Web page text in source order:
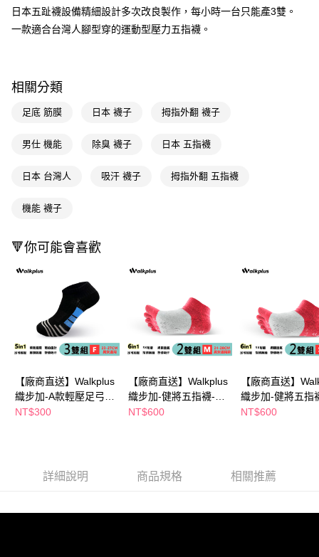
AFTEE先享後付是「在收到商品之後才付款」的支付方式。 讓您購物簡單
便利好安心！
１．簡單：不需註冊會員、不需綁卡、不需儲值。
【「AFTEE先享後付」結帳流程】
１．於結帳方式選擇「AFTEE先享後付」後，將跳轉至「AFTEE先享後付」
結帳頁面，進行簡訊認證並確認金額後，即可完成結帳。
ATM／網路銀行／等多元方式進行付款，方視為交易完成。
購買商品的店家。未經商家同意取消之訂單仍視為有效，需透過AFTEE先享
是否繳費成功／繳費後需取消欲退款等相關疑問，請聯繫「AFTEE先享後付
【注意事項】
易，需依本服務之必要範圍內提供個人資料，並將交易相關給付款項請求債
權轉讓予恩沛科技股份有限公司。
２．關於個人資料處理事宜，請瀏覽以下網址：
https://aftee.tw/terms/#terms3
３．未成年的使用者請事先徵得法定代理人或監護人之同意方可使用
「AFTEE先享後付」，若未經同意申辦者引起之損失，本公司不負相關責
任。
時審查核予不同之上限額度；若仍有額度不足之情形，本公司將視審查結果
請求用戶進行身份認證。
５．嚴禁一人註冊多個帳號或使用他人資訊註冊。若發現惡意使用之情形，
恩沛科技股份有限公司將有權停止該用戶之使用額度並採取法律行動。
運送方式
宅配(廠商直送🚚)
宅配(離島廠商直送🚚)
日本五趾襪設備精細設計多次改良製作，每小時一台只能產3雙。
一款適合台灣人腳型穿的運動型壓力五指襪。
相關分類
足底 筋膜 日本 襪子 拇指外翻 襪子
男仕 機能 除臭 襪子 日本 五指襪
日本 台灣人 吸汗 襪子 拇指外翻 五指襪
機能 襪子
🔻你可能會喜歡
【廠商直送】Walkplus
織步加-A款輕壓足弓
襪-3入-黑23-27
NT$300
【廠商直送】Walkplus
織步加-健將五指襪-2
雙入-紅24-28
NT$600
【廠商直送】
織步加-健將五指
雙入-紅22-25
NT$600
詳細說明 商品規格 相關推薦